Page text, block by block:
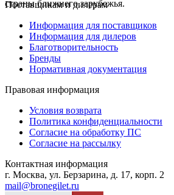
страны ближнего зарубежья.
Поставщикам и дилерам
Информация для поставщиков
Информация для дилеров
Благотворительность
Бренды
Нормативная документация
Правовая информация
Условия возврата
Политика конфиденциальности
Согласие на обработку ПС
Согласие на рассылку
Контактная информация
г. Москва, ул. Берзарина, д. 17, корп. 2
mail@bronegilet.ru